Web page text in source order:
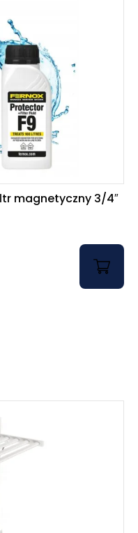
magnetyczny 3/4″